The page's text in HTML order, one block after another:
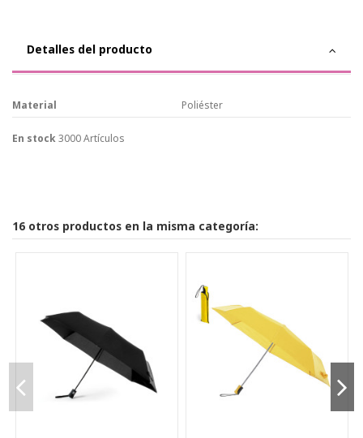
Detalles del producto
Material Poliéster
En stock3000 Artículos
16 otros productos en la misma categoría: